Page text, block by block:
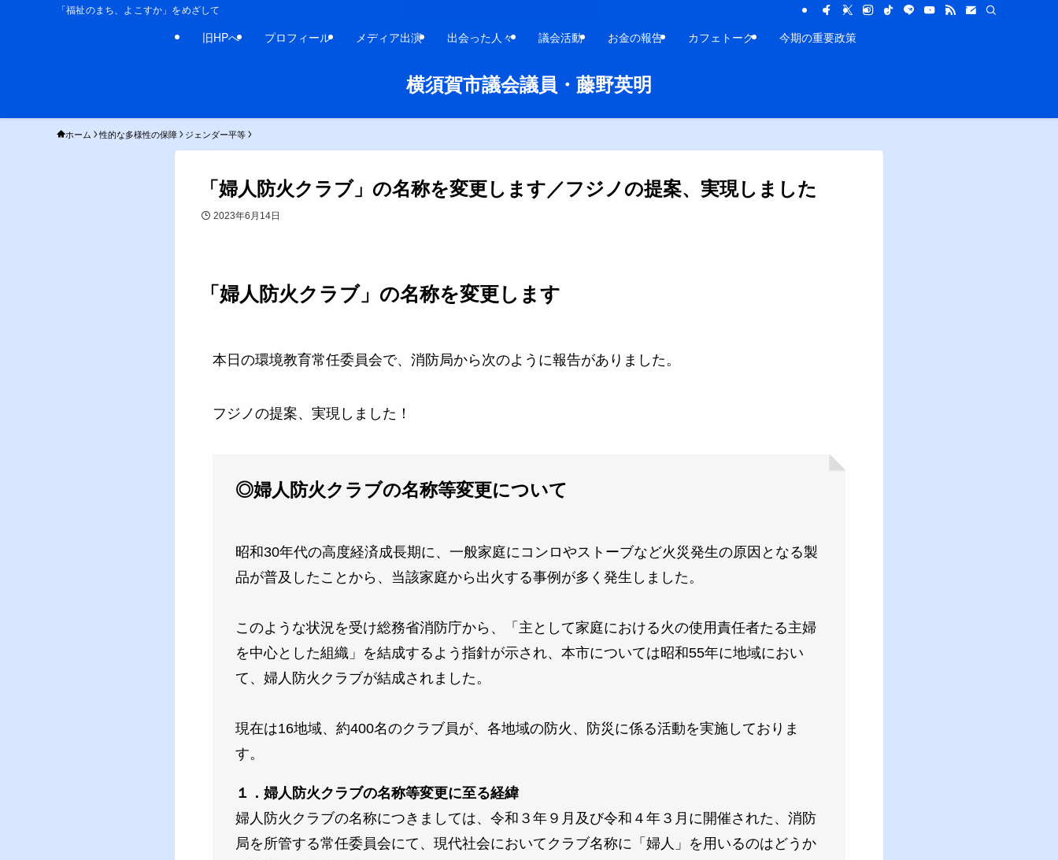
「福祉のまち、よこすか」をめざして
横須賀市議会議員・藤野英明
旧HPへ プロフィール メディア出演 出会った人々 議会活動 お金の報告 カフェトーク 今期の重要政策
ホーム 性的な多様性の保障 ジェンダー平等
「婦人防火クラブ」の名称を変更します／フジノの提案、実現しました
2023年6月14日
「婦人防火クラブ」の名称を変更します
本日の環境教育常任委員会で、消防局から次のように報告がありました。
フジノの提案、実現しました！
◎婦人防火クラブの名称等変更について
昭和30年代の高度経済成長期に、一般家庭にコンロやストーブなど火災発生の原因となる製
品が普及したことから、当該家庭から出火する事例が多く発生しました。
このような状況を受け総務省消防庁から、「主として家庭における火の使用責任者たる主婦
を中心とした組織」を結成するよう指針が示され、本市については昭和55年に地域におい
て、婦人防火クラブが結成されました。
現在は16地域、約400名のクラブ員が、各地域の防火、防災に係る活動を実施しておりま
す。
１．婦人防火クラブの名称等変更に至る経緯
婦人防火クラブの名称につきましては、令和３年９月及び令和４年３月に開催された、消防
局を所管する常任委員会にて、現代社会においてクラブ名称に「婦人」を用いるのはどうか